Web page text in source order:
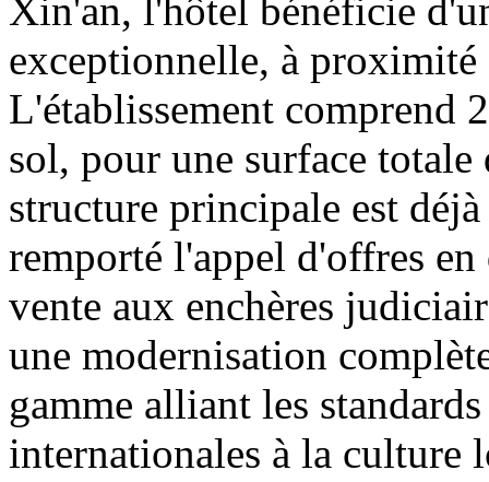
Xin'an, l'hôtel bénéficie
exceptionnelle, à
L'établissement comprend
sol, pour une surface
structure principale est
remporté l'appel d'offres
vente aux enchères
une modernisation
gamme alliant les
internationales à la culture